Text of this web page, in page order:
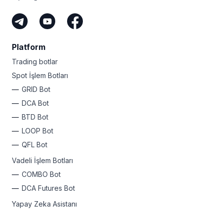
Platform
Trading botlar
Spot İşlem Botları
GRID Bot
DCA Bot
BTD Bot
LOOP Bot
QFL Bot
Vadeli İşlem Botları
COMBO Bot
DCA Futures Bot
Yapay Zeka Asistanı